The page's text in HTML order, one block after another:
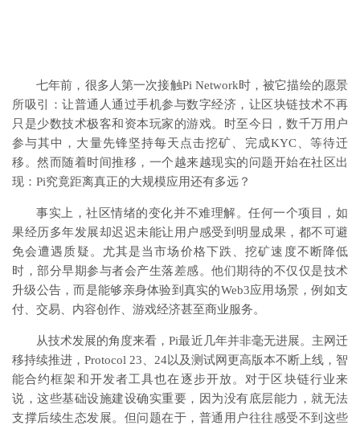
七年前，很多人第一次接触Pi Network时，被它描绘的愿景
所吸引：让普通人通过手机参与数字经济，让区块链技术不再
只是少数技术极客和资本玩家的游戏。时至今日，数千万用户
参与其中，大量先锋坚持每天点击挖矿、完成KYC、等待迁
移。然而随着时间推移，一个越来越现实的问题开始在社区出
现：Pi究竟距离真正的大规模应用还有多远？
事实上，社区情绪的变化并不难理解。任何一个项目，如
果经历多年发展却迟迟未能让用户感受到明显成果，都不可避
免会遭遇质疑。尤其是当市场价格下跌、挖矿速度不断降低
时，部分早期参与者会产生落差感。他们期待的不仅仅是技术
升级公告，而是能够亲身体验到真实的Web3应用场景，例如支
付、交易、内容创作、游戏经济甚至商业服务。
从技术发展的角度来看，Pi最近几年并非毫无进展。主网迁
移持续推进，Protocol 23、24以及测试网更高版本不断上线，智
能合约框架和开发者工具也在逐步开放。对于区块链行业来
说，这些基础设施建设确实重要，因为没有底层能力，就无法
支撑后续生态发展。但问题在于，普通用户往往感受不到这些